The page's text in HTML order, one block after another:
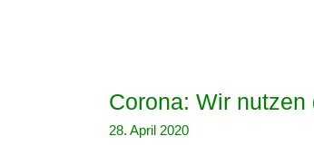
Corona: Wir
28. April 2020
Corona:
nutzen